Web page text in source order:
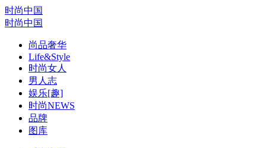
时尚中国
时尚中国
尚品奢华
Life&Style
时尚女人
男人志
娱乐[趣]
时尚NEWS
品牌
图库